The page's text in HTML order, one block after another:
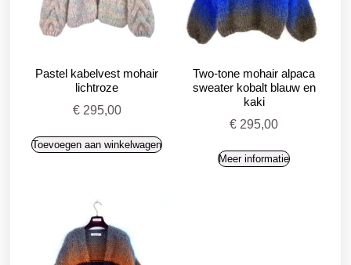
Pastel kabelvest mohair
lichtroze
€295,00
Toevoegen aan winkelwagen
Two-tone mohair alpaca
sweater kobalt blauw en
kaki
€ 295,00
Meer informatie